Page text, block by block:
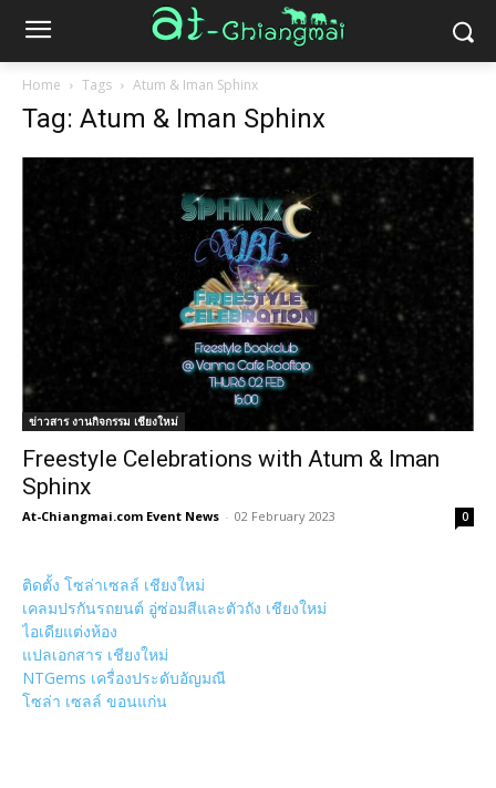
Home Tags Atum & Iman Sphinx
Tag: Atum & Iman Sphinx
ข่าวสาร งานกิจกรรม เชียงใหม่
Freestyle Celebrations with Atum & Iman
Sphinx
At-Chiangmai.com Event News - 02 February 2023 0
ติดตั้ง โซล่าเซลล์ เชียงใหม่
เคลมปรกันรถยนต์ อู่ซ่อมสีและตัวถัง เชียงใหม่
ไอเดียแต่งห้อง
แปลเอกสาร เชียงใหม่
NTGems เครื่องประดับอัญมณี
โซล่า เซลล์ ขอนแก่น